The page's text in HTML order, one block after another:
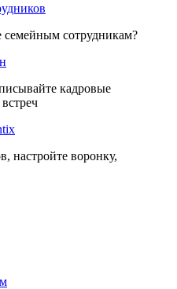
семейным сотрудникам?
кадровые
настройте воронку,